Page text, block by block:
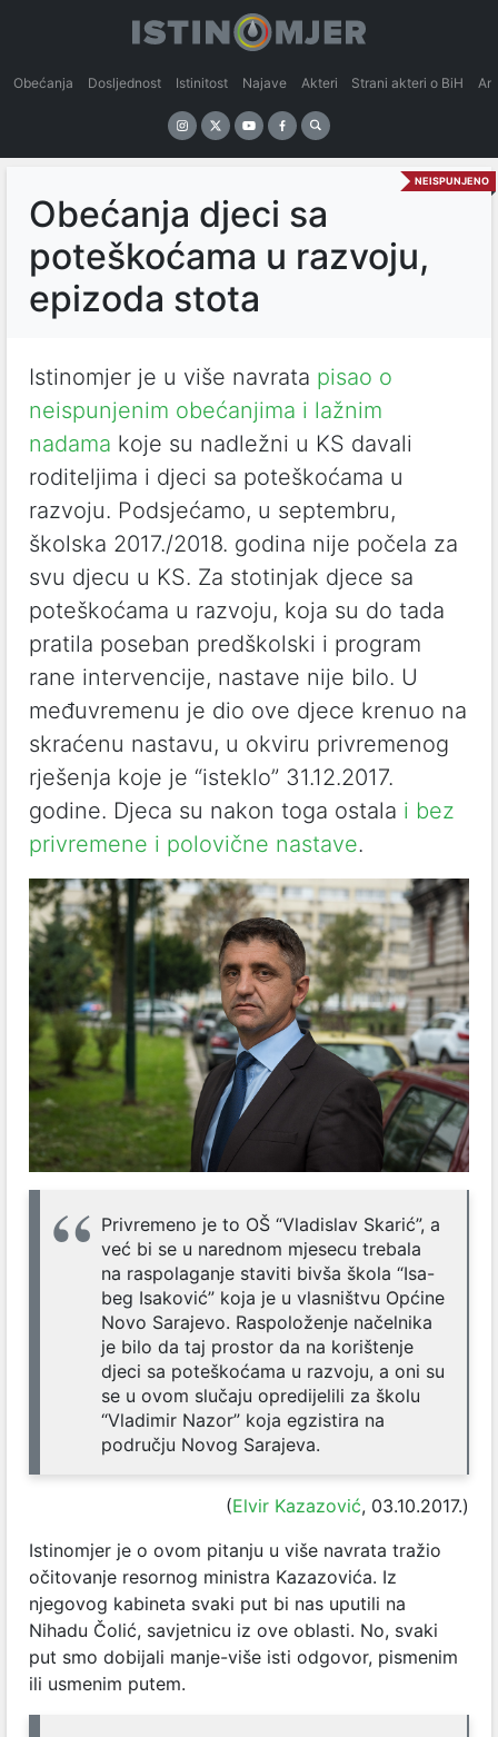
Obećanja Dosljednost Istinitost Najave Akteri Strani akteri o BiH
NEISPUNJENO
Obećanja djeci sa
poteškoćama u razvoju,
epizoda stota
Istinomjer je u više navrata pisao o
neispunjenim obećanjima i lažnim
nadama koje su nadležni u KS davali
roditeljima i djeci sa poteškoćama u
razvoju. Podsjećamo, u septembru,
školska 2017./2018. godina nije počela za
svu djecu u KS. Za stotinjak djece sa
poteškoćama u razvoju, koja su do tada
pratila poseban predškolski i program
rane intervencije, nastave nije bilo. U
međuvremenu je dio ove djece krenuo na
skraćenu nastavu, u okviru privremenog
rješenja koje je “isteklo” 31.12.2017.
godine. Djeca su nakon toga ostala i bez
privremene i polovične nastave.
Privremeno je to OŠ “Vladislav Skarić”, a
već bi se u narednom mjesecu trebala
na raspolaganje staviti bivša škola “Isa-
beg Isaković” koja je u vlasništvu Općine
Novo Sarajevo. Raspoloženje načelnika
je bilo da taj prostor da na korištenje
djeci sa poteškoćama u razvoju, a oni su
se u ovom slučaju opredijelili za školu
“Vladimir Nazor” koja egzistira na
području Novog Sarajeva.
(Elvir Kazazović, 03.10.2017.)
Istinomjer je o ovom pitanju u više navrata tražio
očitovanje resornog ministra Kazazovića. Iz
njegovog kabineta svaki put bi nas uputili na
Nihadu Čolić, savjetnicu iz ove oblasti. No, svaki
put smo dobijali manje-više isti odgovor, pismenim
ili usmenim putem.